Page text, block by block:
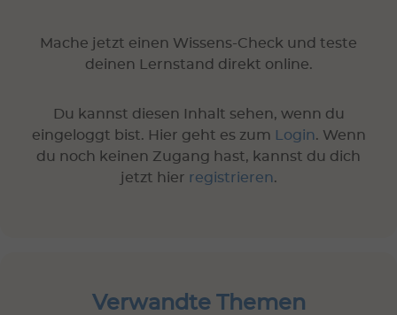
Mache jetzt einen Wissens-Check und teste
deinen Lernstand direkt online.
Du kannst diesen Inhalt sehen, wenn du
eingeloggt bist. Hier geht es zum
Login. Wenn
du noch keinen Zugang hast, kannst du dich
jetzt hier registrieren.
Verwandte Themen